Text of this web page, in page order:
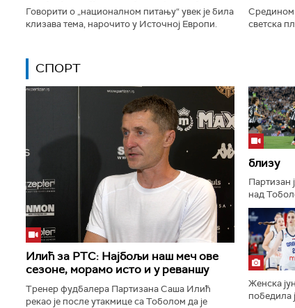
Говорити о „националном питању“ увек је била
клизава тема, нарочито у Источној Европи.
Средином
светска
СПОРТ
Илић за РТС: Најбољи наш меч ове
сезоне, морамо исто и у реваншу
Тренер фудбалера Партизана Саша Илић
рекао је после утакмице са Тоболом да је
близу
Партизан
над
ка
Женска
победила